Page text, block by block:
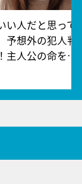
い人だと思って
予想外の犯人判
主人公の命を…